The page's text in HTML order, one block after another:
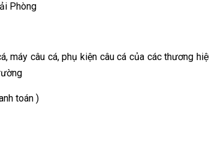
Phòng
máy câu cá, phụ kiện câu cá của các thương
toán )